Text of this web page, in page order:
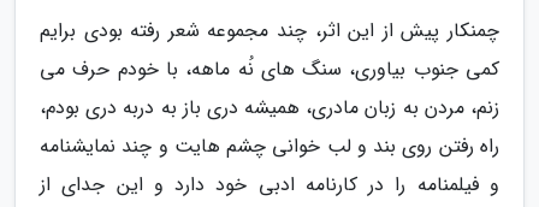
چمنکار پیش از این اثر، چند مجموعه شعر رفته بودی برایم
کمی جنوب بیاوری، سنگ های نُه ماهه، با خودم حرف می
زنم، مردن به زبان مادری، همیشه دری باز به دربه دری بودم،
راه رفتن روی بند و لب خوانی چشم هایت و چند نمایشنامه
و فیلمنامه را در کارنامه ادبی خود دارد و این جدای از